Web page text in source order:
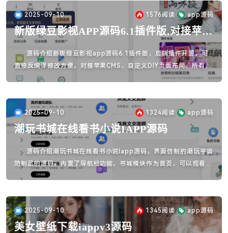
2025-09-10 1576阅读 app源码
新版绿豆影视APP源码6.1插件版,对接苹果
cms
源码介绍新版绿豆影视app源码6.1插件版，后端插件开源，可
直接反编译修改方便。对接苹果CMS，自定义DIY页面布局。所有页
面皆可通过后端自由定制。此版本后端源码+前端是壳（反编译版
可控后台控制幻灯片背景虚幻支持信天翁SDK广告前后端无授权限制
支持JSON/普通解析接口支持解析失败自动切换接口
2025-09-10 1324阅读 app源码
潮玩书城在线看书小说IAPP源码
源码介绍潮玩书城在线看书小说Iapp源码，界面仿制的潮玩宇宙
防制品的源码，内置了导航栏功能。书城模块作为首页，可以观看小
说；书评模块可用于交友聊天；书友模块则是平台收益的来源；而书
2025-09-10 1345 阅读 app源码
美女壁纸下载iappv3源码